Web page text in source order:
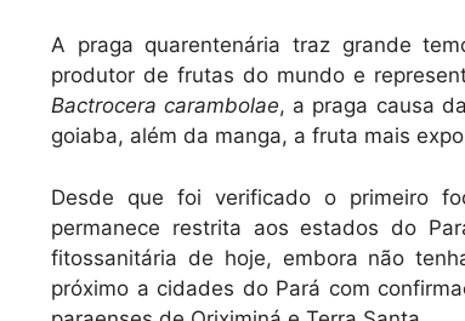
A praga quarentenária traz grande
produtor de frutas do mundo e
Bactrocera carambolae, a praga causa
goiaba, além da manga, a fruta mais
Desde que foi verificado o primeiro
permanece restrita aos estados do
fitossanitária de hoje, embora não
próximo a cidades do Pará com